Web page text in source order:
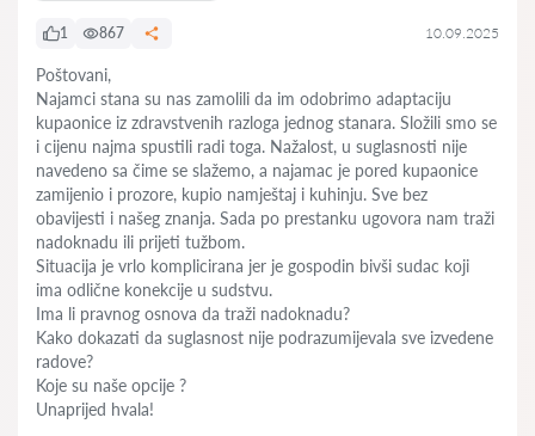
1 867 10.09.2025
Poštovani,
Najamci stana su nas zamolili da im odobrimo adaptaciju
kupaonice iz zdravstvenih razloga jednog stanara. Složili smo se
i cijenu najma spustili radi toga. Nažalost, u suglasnosti nije
navedeno sa čime se slažemo, a najamac je pored kupaonice
zamijenio i prozore, kupio namještaj i kuhinju. Sve bez
obavijesti i našeg znanja. Sada po prestanku ugovora nam traži
nadoknadu ili prijeti tužbom.
Situacija je vrlo komplicirana jer je gospodin bivši sudac koji
ima odlične konekcije u sudstvu.
Ima li pravnog osnova da traži nadoknadu?
Kako dokazati da suglasnost nije podrazumijevala sve izvedene
radove?
Koje su naše opcije ?
Unaprijed hvala!